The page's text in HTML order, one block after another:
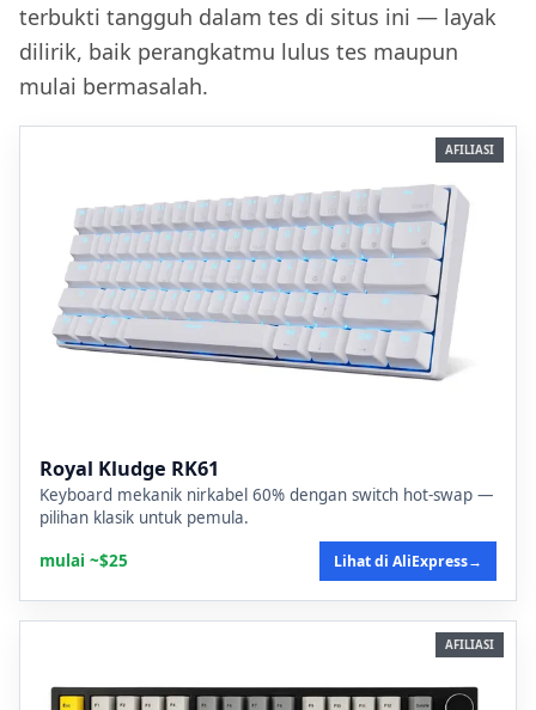
terbukti tangguh dalam tes di situs ini — layak
dilirik, baik perangkatmu lulus tes maupun
mulai bermasalah.
AFILIASI
Royal Kludge RK61
Keyboard mekanik nirkabel 60% dengan switch hot-swap —
pilihan klasik untuk pemula.
mulai ~$25
Lihat di AliExpress→
AFILIASI